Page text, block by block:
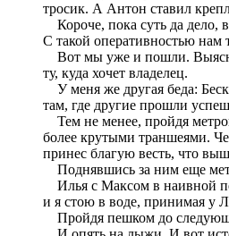
тросик. А Антон ставил
Короче, пока суть да дело,
С такой оперативностью нам
Вот мы уже и пошли.
ту, куда хочет владелец.
У меня же другая беда:
там, где другие прошли
Тем не менее, пройдя
более крутыми траншеями.
принес благую весть, что
Поднявшись за ним еще
Илья с Максом в наивной
и я стою в воде, принимая у
Пройдя пешком до